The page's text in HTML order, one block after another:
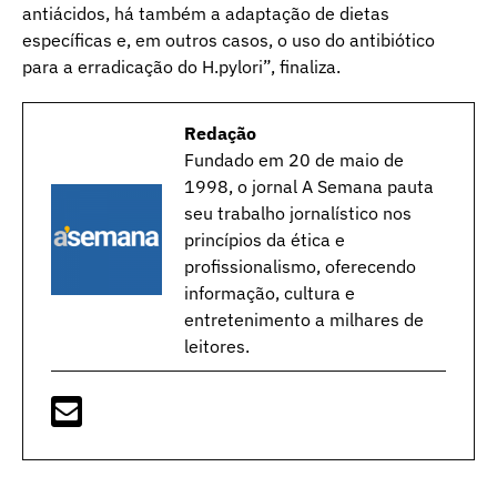
antiácidos, há também a adaptação de dietas
específicas e, em outros casos, o uso do antibiótico
para a erradicação do H.pylori”, finaliza.
Redação
Fundado em 20 de maio de
1998, o jornal A Semana pauta
seu trabalho jornalístico nos
princípios da ética e
profissionalismo, oferecendo
informação, cultura e
entretenimento a milhares de
leitores.